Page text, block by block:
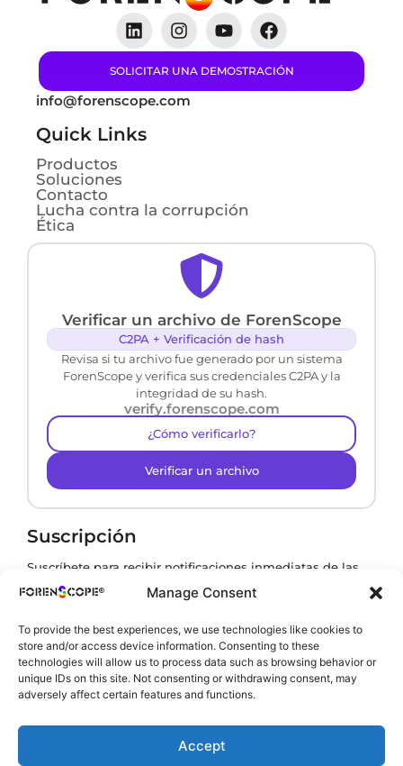
Manage Consent
To provide the best experiences, we use technologies like cookies to
store and/or access device information. Consenting to these
technologies will allow us to process data such as browsing behavior or
unique IDs on this site. Not consenting or withdrawing consent, may
adversely affect certain features and functions.
Accept
SOLICITAR UNA DEMOSTRACIÓN
info@forenscope.com
Quick Links
Productos
Soluciones
Contacto
Lucha contra la corrupción
Ética
Verificar un archivo de ForenScope
C2PA + Verificación de hash
Revisa si tu archivo fue generado por un sistema
ForenScope y verifica sus credenciales C2PA y la
integridad de su hash.
verify.forenscope.com
¿Cómo verificarlo?
Verificar un archivo
Suscripción
Suscríbete para recibir notificaciones inmediatas de las
últimas novedades
Al suscribirte, aceptas nuestra Política de privacidad .